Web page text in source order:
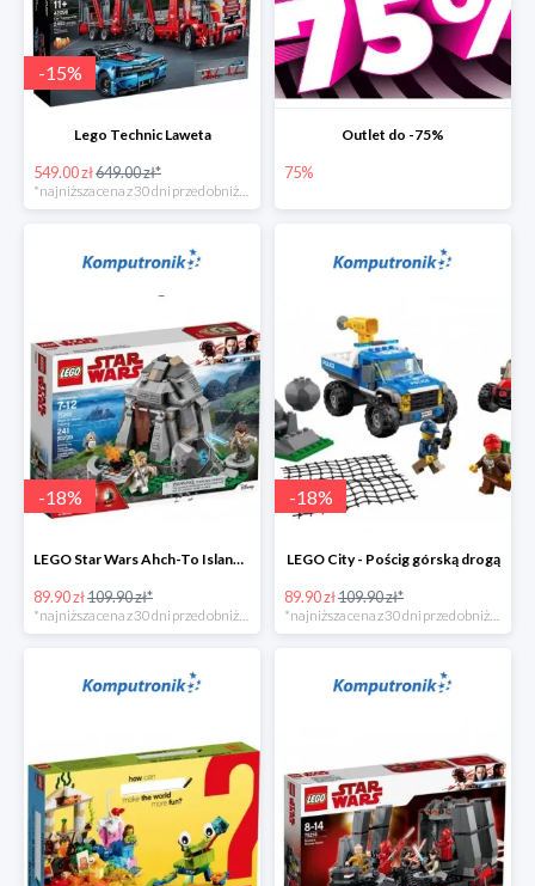
-15%
Lego Technic Laweta
549.00 zł649.00 zł*
*najniższa cena z 30 dni przed obniżką
Outlet do -75%
75%
-18%
LEGO Star Wars Ahch-To Island Training
89.90 zł109.90 zł*
-18%
LEGO City - Pościg górską drogą
89.90 zł109.90 zł*